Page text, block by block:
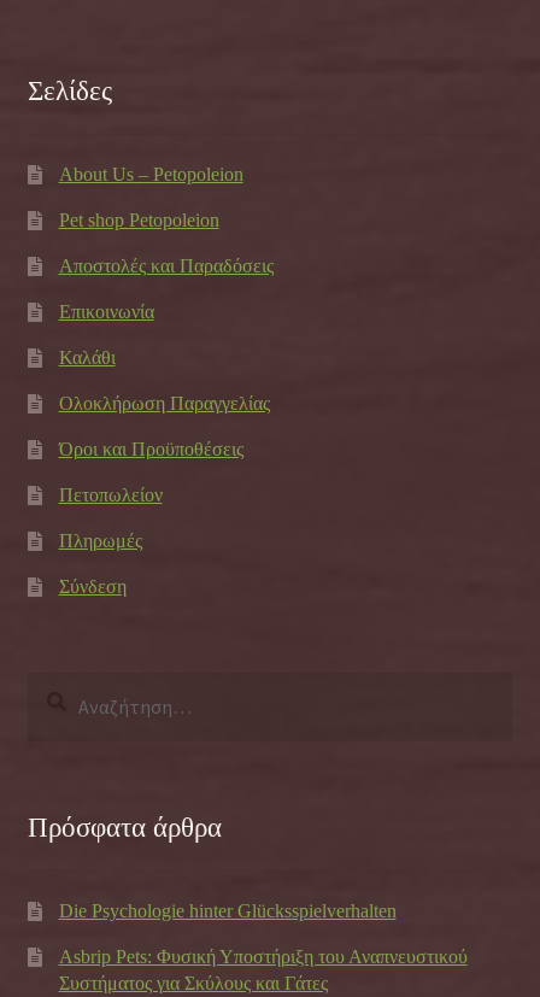
Σελίδες
About Us – Petopoleion
Pet shop Petopoleion
Αποστολές και Παραδόσεις
Επικοινωνία
Καλάθι
Ολοκλήρωση Παραγγελίας
Όροι και Προϋποθέσεις
Πετοπωλείον
Πληρωμές
Σύνδεση
Πρόσφατα άρθρα
Die Psychologie hinter Glücksspielverhalten
Asbrip Pets: Φυσική Υποστήριξη του Αναπνευστικού
Συστήματος για Σκύλους και Γάτες